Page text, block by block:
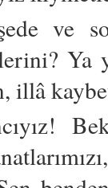
ve
Ya
illâ